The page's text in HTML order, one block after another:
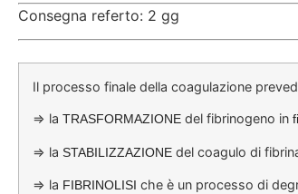
Consegna referto: 2 gg
Il processo finale della coagulazione
=> la TRASFORMAZIONE del fibrinogeno in
=> la STABILIZZAZIONE del coagulo di
=> la FIBRINOLISI che è un processo di